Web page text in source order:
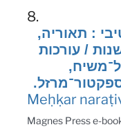
8.
: תאוריה,
/ עורכות
Meḥḳar
Magnes Press e-